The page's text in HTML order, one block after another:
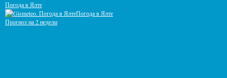
Погода в Ялте
Погода в Ялте
Прогноз на 2 недели